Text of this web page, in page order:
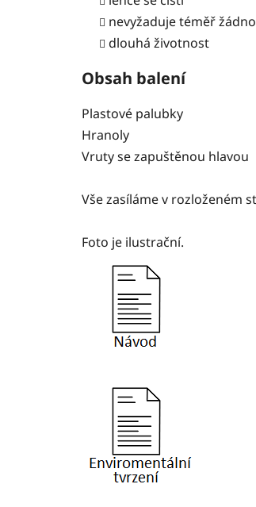
nevyžaduje téměř
dlouhá životnost
Obsah balení
Plastové palubky
Hranoly
Vruty se zapuštěnou hlavou
Vše zasíláme v rozloženém
Foto je ilustrační.